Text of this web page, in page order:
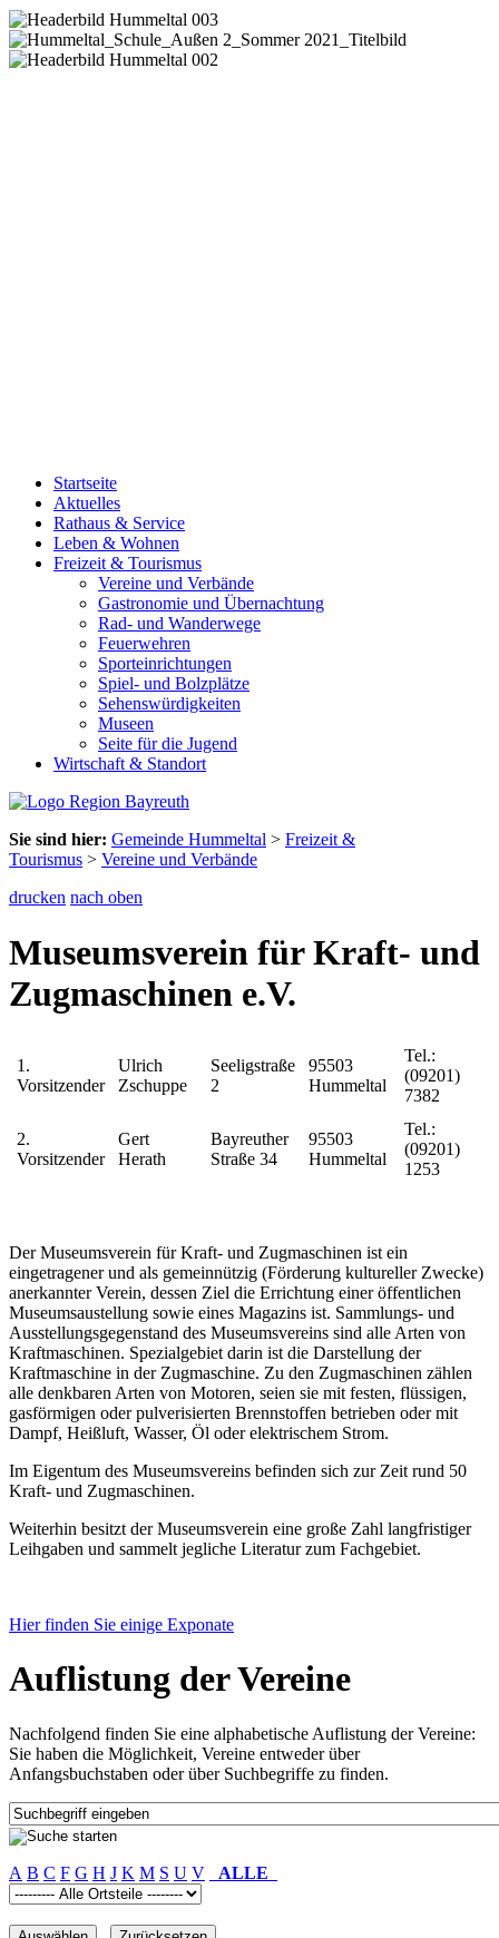
Startseite
Aktuelles
Rathaus & Service
Leben & Wohnen
Freizeit & Tourismus
Vereine und Verbände
Gastronomie und Übernachtung
Rad- und Wanderwege
Feuerwehren
Sporteinrichtungen
Spiel- und Bolzplätze
Sehenswürdigkeiten
Museen
Seite für die Jugend
Wirtschaft & Standort
Sie sind hier: Gemeinde Hummeltal > Freizeit &
Tourismus > Vereine und Verbände
drucken nach oben
Museumsverein für Kraft- und
Zugmaschinen e.V.
1.
Vorsitzender
Ulrich
Zschuppe
Seeligstraße
2
95503
Hummeltal
Tel.:
(09201)
7382
2.
Vorsitzender
Gert
Herath
Bayreuther
Straße 34
95503
Hummeltal
Tel.:
(09201)
1253
Der Museumsverein für Kraft- und Zugmaschinen ist ein
eingetragener und als gemeinnützig (Förderung kultureller Zwecke)
anerkannter Verein, dessen Ziel die Errichtung einer öffentlichen
Museumsaustellung sowie eines Magazins ist. Sammlungs- und
Ausstellungsgegenstand des Museumsvereins sind alle Arten von
Kraftmaschinen. Spezialgebiet darin ist die Darstellung der
Kraftmaschine in der Zugmaschine. Zu den Zugmaschinen zählen
alle denkbaren Arten von Motoren, seien sie mit festen, flüssigen,
gasförmigen oder pulverisierten Brennstoffen betrieben oder mit
Dampf, Heißluft, Wasser, Öl oder elektrischem Strom.
Im Eigentum des Museumsvereins befinden sich zur Zeit rund 50
Kraft- und Zugmaschinen.
Weiterhin besitzt der Museumsverein eine große Zahl langfristiger
Leihgaben und sammelt jegliche Literatur zum Fachgebiet.
Hier finden Sie einige Exponate
Auflistung der Vereine
Nachfolgend finden Sie eine alphabetische Auflistung der Vereine:
Sie haben die Möglichkeit, Vereine entweder über
Anfangsbuchstaben oder über Suchbegriffe zu finden.
A B C F G H J K M S U V ALLE